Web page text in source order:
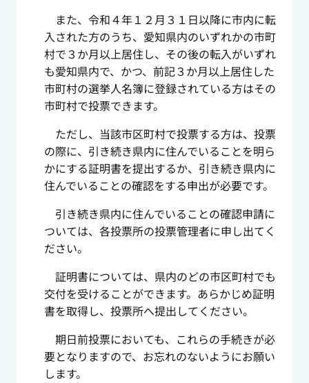
また、令和４年１２月３１日以降に市内に転
入された方のうち、愛知県内のいずれかの市町
村で３か月以上居住し、その後の転入がいずれ
も愛知県内で、かつ、前記３か月以上居住した
市町村の選挙人名簿に登録されている方はその
市町村で投票できます。
ただし、当該市区町村で投票する方は、投票
の際に、引き続き県内に住んでいることを明ら
かにする証明書を提出するか、引き続き県内に
住んでいることの確認をする申出が必要です。
引き続き県内に住んでいることの確認申請に
ついては、各投票所の投票管理者に申し出てく
ださい。
証明書については、県内のどの市区町村でも
交付を受けることができます。あらかじめ証明
書を取得し、投票所へ提出してください。
期日前投票においても、これらの手続きが必
要となりますので、お忘れのないようにお願い
します。